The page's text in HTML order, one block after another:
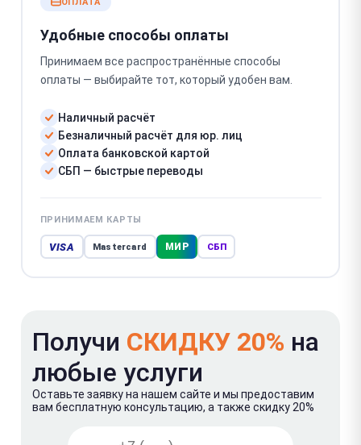
Удобные способы оплаты
Принимаем все распространённые способы
оплаты — выбирайте тот, который удобен вам.
Наличный расчёт
Безналичный расчёт для юр. лиц
Оплата банковской картой
СБП — быстрые переводы
ПРИНИМАЕМ КАРТЫ
VISA Mastercard МИР СБП
Получи СКИДКУ 20% на
любые услуги
Оставьте заявку на нашем сайте и мы предоставим
вам бесплатную консультацию, а также скидку 20%